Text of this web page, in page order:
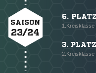
SAISON
23/24
6. PLATZ
1.Kreisklasse
3. PLATZ
2.Kreisklasse